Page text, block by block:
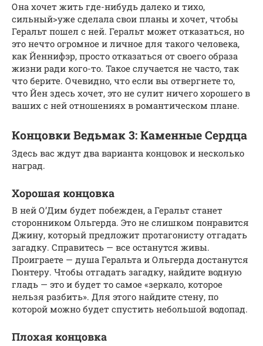
Она хочет жить где-нибудь далеко и тихо,
сильный>уже сделала свои планы и хочет, чтобы
Геральт пошел с ней. Геральт может отказаться, но
это нечто огромное и личное для такого человека,
как Йеннифэр, просто отказаться от своего образа
жизни ради кого-то. Такое случается не часто, так
что берите. Очевидно, что если вы отвергнете то,
что Йен здесь хочет, это не сулит ничего хорошего в
ваших с ней отношениях в романтическом плане.
Концовки Ведьмак 3: Каменные Сердца
Здесь вас ждут два варианта концовок и несколько
наград.
Хорошая концовка
В ней О’Дим будет побежден, а Геральт станет
сторонником Ольгерда. Это не слишком понравится
Джину, который предложит протагонисту отгадать
загадку. Справитесь — все останутся живы.
Проиграете — душа Геральта и Ольгерда достанутся
Гюнтеру. Чтобы отгадать загадку, найдите водную
гладь — это и будет то самое «зеркало, которое
нельзя разбить». Для этого найдите стену, по
которой можно будет спустить небольшой водопад.
Плохая концовка